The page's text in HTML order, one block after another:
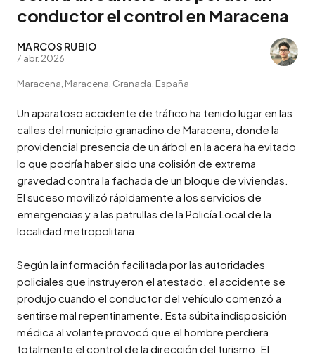
conductor el control en Maracena
MARCOS RUBIO
7 abr. 2026
Maracena, Maracena, Granada, España
Un aparatoso accidente de tráfico ha tenido lugar en las
calles del municipio granadino de Maracena, donde la
providencial presencia de un árbol en la acera ha evitado
lo que podría haber sido una colisión de extrema
gravedad contra la fachada de un bloque de viviendas.
El suceso movilizó rápidamente a los servicios de
emergencias y a las patrullas de la Policía Local de la
localidad metropolitana.
Según la información facilitada por las autoridades
policiales que instruyeron el atestado, el accidente se
produjo cuando el conductor del vehículo comenzó a
sentirse mal repentinamente. Esta súbita indisposición
médica al volante provocó que el hombre perdiera
totalmente el control de la dirección del turismo. El